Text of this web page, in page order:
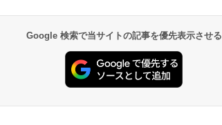
Google 検索で当サイトの記事を優先表示させる